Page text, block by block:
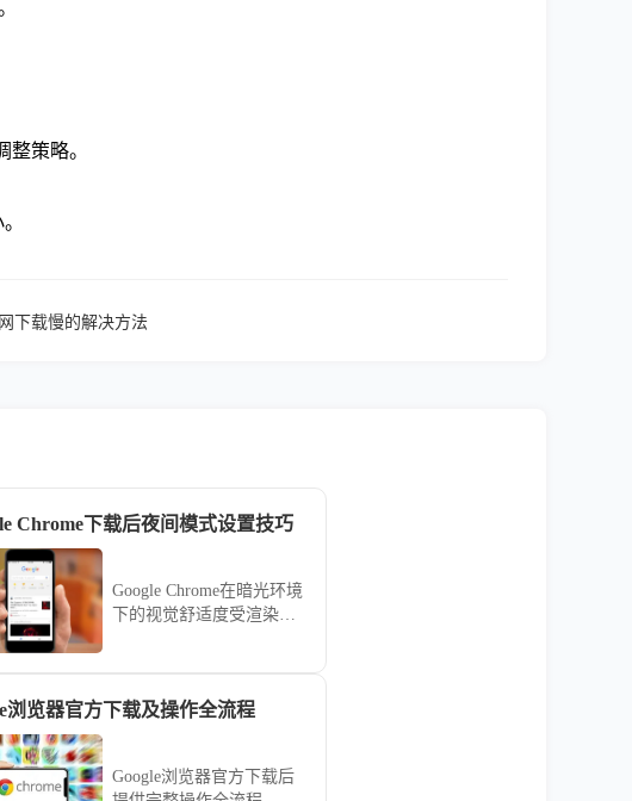
整策略。
下载慢的解决方法
Chrome下载后夜间模式设置技巧
Google Chrome在暗光环境
下的视觉舒适度受渲染机
暗黑渲染效果及配置特定
辑，有效降低蓝光伤害，
浏览器官方下载及操作全流程
Google浏览器官方下载后